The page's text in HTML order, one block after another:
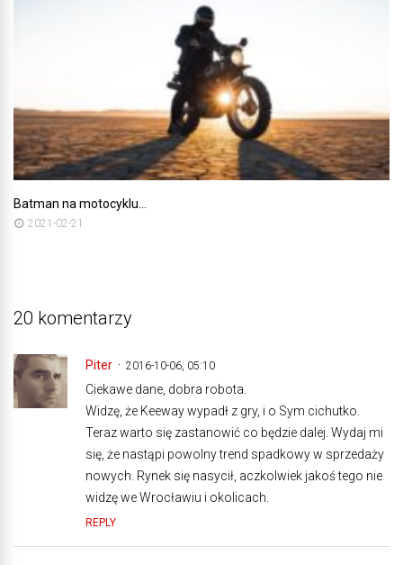
Batman na motocyklu…
2021-02-21
20 komentarzy
Piter 2016-10-06, 05:10
Ciekawe dane, dobra robota.
Widzę, że Keeway wypadł z gry, i o Sym cichutko.
Teraz warto się zastanowić co będzie dalej. Wydaj mi
się, że nastąpi powolny trend spadkowy w sprzedaży
nowych. Rynek się nasycił, aczkolwiek jakoś tego nie
widzę we Wrocławiu i okolicach.
REPLY